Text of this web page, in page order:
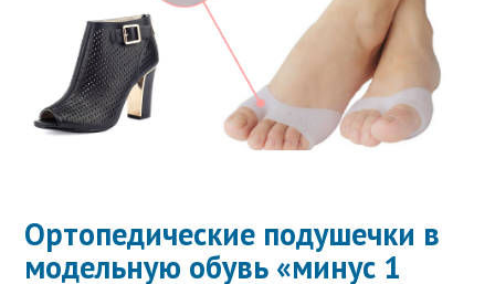
Ортопедические подушечки в
модельную обувь «минус 1